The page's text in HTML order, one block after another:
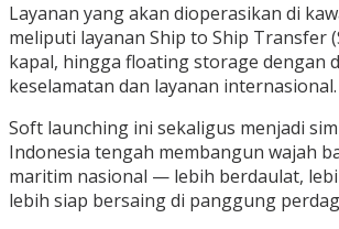
Layanan yang akan dioperasikan di
meliputi layanan Ship to Ship Transfer
kapal, hingga floating storage dengan
keselamatan dan layanan internasional.
Soft launching ini sekaligus menjadi
Indonesia tengah membangun wajah
maritim nasional — lebih berdaulat,
lebih siap bersaing di panggung